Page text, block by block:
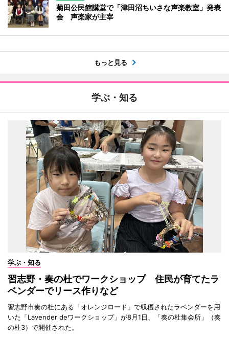
菊田公民館講堂で「津田沼ちいさな声楽教室」発表
会 声楽家が主宰
もっと見る
学ぶ・知る
学ぶ・知る
習志野・奏の杜でワークショップ 住民が育てたラ
ベンダーでリース作りなど
習志野市奏の杜にある「オレンジロード」で収穫されたラベンダーを用
いた「Lavender deワークショップ」が8月1日、「奏の杜集会所」（奏
の杜3）で開催された。